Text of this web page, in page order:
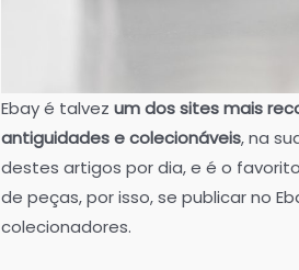
Ebay é talvez um dos sites mais
antiguidades e colecionáveis, na
destes artigos por dia, e é o
de peças, por isso, se publicar no
colecionadores.